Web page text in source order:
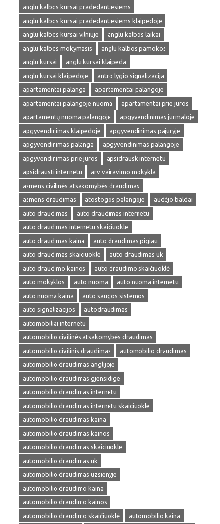
anglu kalbos kursai pradedantiesiems
anglu kalbos kursai pradedantiesiems klaipedoje
anglu kalbos kursai vilniuje
anglu kalbos laikai
anglu kalbos mokymasis
anglu kalbos pamokos
anglu kursai
anglu kursai klaipeda
anglu kursai klaipedoje
antro lygio signalizacija
apartamentai palanga
apartamentai palangoje
apartamentai palangoje nuoma
apartamentai prie juros
apartamentų nuoma palangoje
apgyvendinimas jurmaloje
apgyvendinimas klaipedoje
apgyvendinimas pajuryje
apgyvendinimas palanga
apgyvendinimas palangoje
apgyvendinimas prie juros
apsidrausk internetu
apsidrausti internetu
arv vairavimo mokykla
asmens civilinės atsakomybės draudimas
asmens draudimas
atostogos palangoje
audėjo baldai
auto draudimas
auto draudimas internetu
auto draudimas internetu skaiciuokle
auto draudimas kaina
auto draudimas pigiau
auto draudimas skaiciuokle
auto draudimas uk
auto draudimo kainos
auto draudimo skaičiuoklė
auto mokyklos
auto nuoma
auto nuoma internetu
auto nuoma kaina
auto saugos sistemos
auto signalizacijos
autodraudimas
automobiliai internetu
automobilio civilinės atsakomybės draudimas
automobilio civilinis draudimas
automobilio draudimas
automobilio draudimas anglijoje
automobilio draudimas gjensidige
automobilio draudimas internetu
automobilio draudimas internetu skaiciuokle
automobilio draudimas kaina
automobilio draudimas kainos
automobilio draudimas skaiciuokle
automobilio draudimas uk
automobilio draudimas uzsienyje
automobilio draudimo kaina
automobilio draudimo kainos
automobilio draudimo skaičiuoklė
automobilio kaina